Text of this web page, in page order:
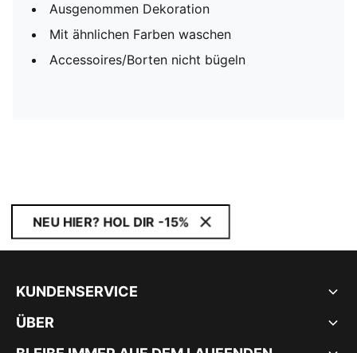
Ausgenommen Dekoration
Mit ähnlichen Farben waschen
Accessoires/Borten nicht bügeln
NEU HIER? HOL DIR -15%
KUNDENSERVICE
ÜBER